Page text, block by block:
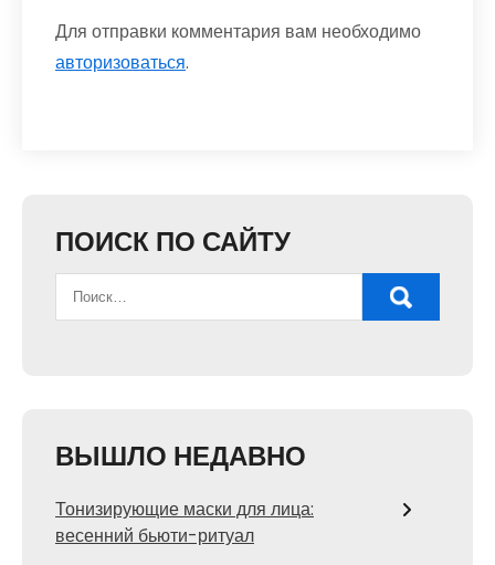
Для отправки комментария вам необходимо
авторизоваться.
ПОИСК ПО САЙТУ
ВЫШЛО НЕДАВНО
Тонизирующие маски для лица:
весенний бьюти-ритуал